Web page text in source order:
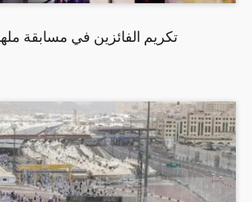
تكريم الفائزين في مسابقة